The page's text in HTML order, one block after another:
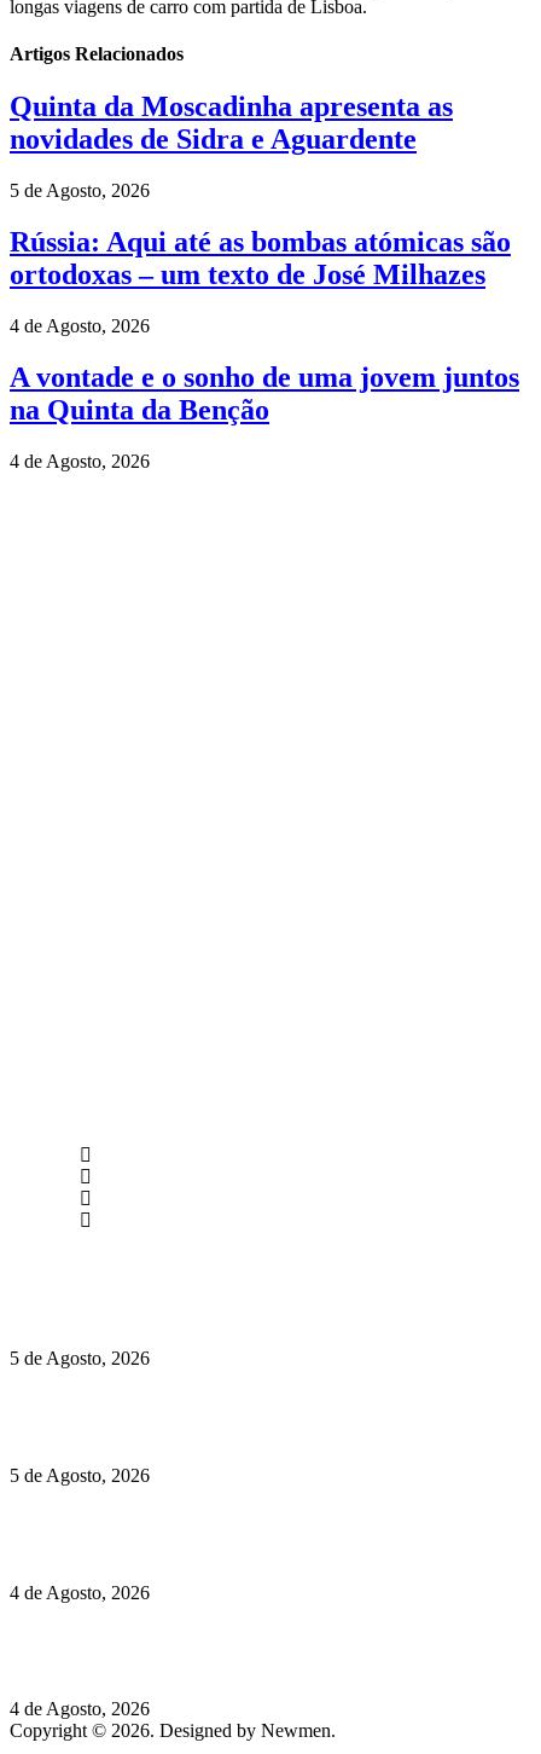
longas viagens de carro com partida de Lisboa.
Artigos Relacionados
Quinta da Moscadinha apresenta as
novidades de Sidra e Aguardente
5 de Agosto, 2026
Rússia: Aqui até as bombas atómicas são
ortodoxas – um texto de José Milhazes
4 de Agosto, 2026
A vontade e o sonho de uma jovem juntos
na Quinta da Benção
4 de Agosto, 2026
5 de Agosto, 2026
5 de Agosto, 2026
4 de Agosto, 2026
4 de Agosto, 2026
Copyright © 2026. Designed by Newmen.